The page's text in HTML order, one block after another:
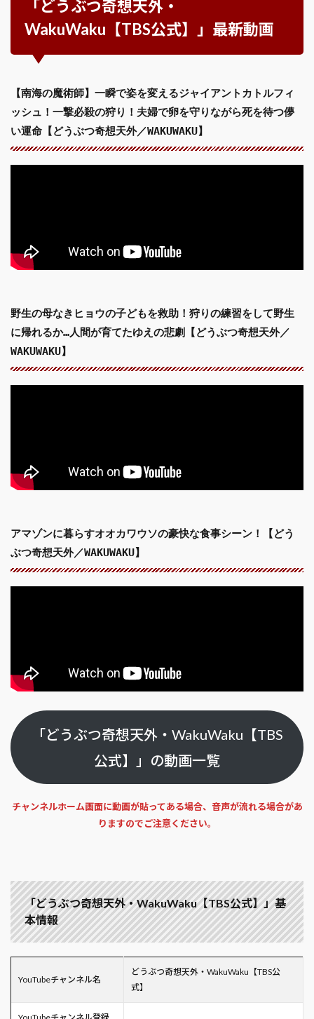
「どうぶつ奇想天外・
WakuWaku【TBS公式】」最新動画
【南海の魔術師】一瞬で姿を変えるジャイアントカトルフィ
ッシュ！一撃必殺の狩り！夫婦で卵を守りながら死を待つ儚
い運命【どうぶつ奇想天外／WAKUWAKU】
野生の母なきヒョウの子どもを救助！狩りの練習をして野生
に帰れるか…人間が育てたゆえの悲劇【どうぶつ奇想天外／
WAKUWAKU】
アマゾンに暮らすオオカワウソの豪快な食事シーン！【どう
ぶつ奇想天外／WAKUWAKU】
「どうぶつ奇想天外・WakuWaku【TBS
公式】」の動画一覧
チャンネルホーム画面に動画が貼ってある場合、音声が流れる場合があ
りますのでご注意ください。
「どうぶつ奇想天外・WakuWaku【TBS公式】」基
本情報
YouTubeチャンネル名
どうぶつ奇想天外・WakuWaku【TBS公
式】